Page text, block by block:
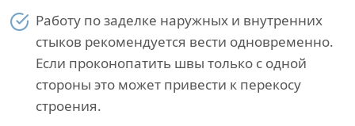
Работу по заделке наружных и внутренних
стыков рекомендуется вести одновременно.
Если проконопатить швы только с одной
стороны это может привести к перекосу
строения.